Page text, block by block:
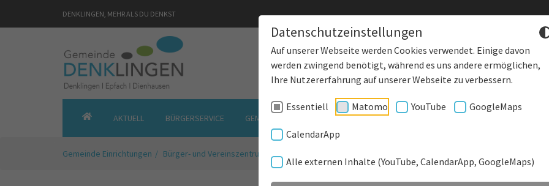
Datenschutzeinstellungen
Auf unserer Webseite werden Cookies verwendet. Einige davon
werden zwingend benötigt, während es uns andere ermöglichen,
Ihre Nutzererfahrung auf unserer Webseite zu verbessern.
Essentiell Matomo YouTube GoogleMaps
CalendarApp
Alle externen Inhalte (YouTube, CalendarApp, GoogleMaps)
DENKLINGEN, MEHR ALS DU DENKST
GEMEINDEAKTUELL BÜRGERSERVICE GEMEINDEORGANE GEMEINDE EINRICHTUNGEN
Gemeinde Einrichtungen Bürger- und Vereinszentrum